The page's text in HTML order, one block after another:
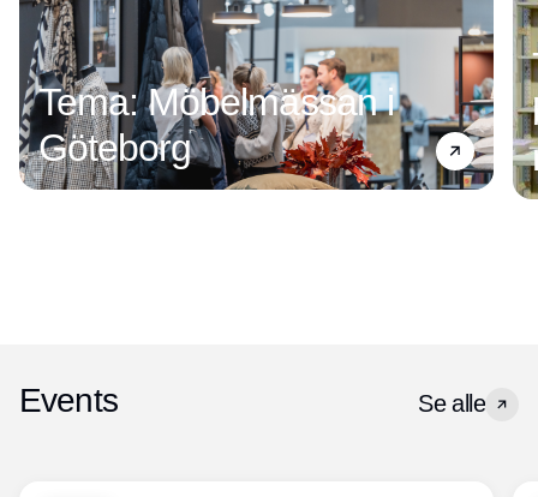
Tema: Möbelmässan i
Göteborg
Events Se alle